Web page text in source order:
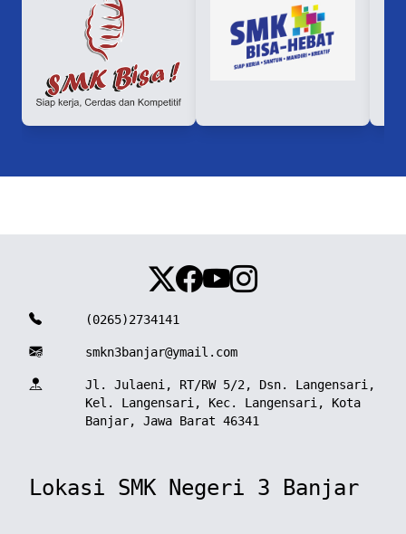
(0265)2734141
smkn3banjar@ymail.com
Jl. Julaeni, RT/RW 5/2, Dsn. Langensari,
Kel. Langensari, Kec. Langensari, Kota
Banjar, Jawa Barat 46341
Lokasi SMK Negeri 3 Banjar